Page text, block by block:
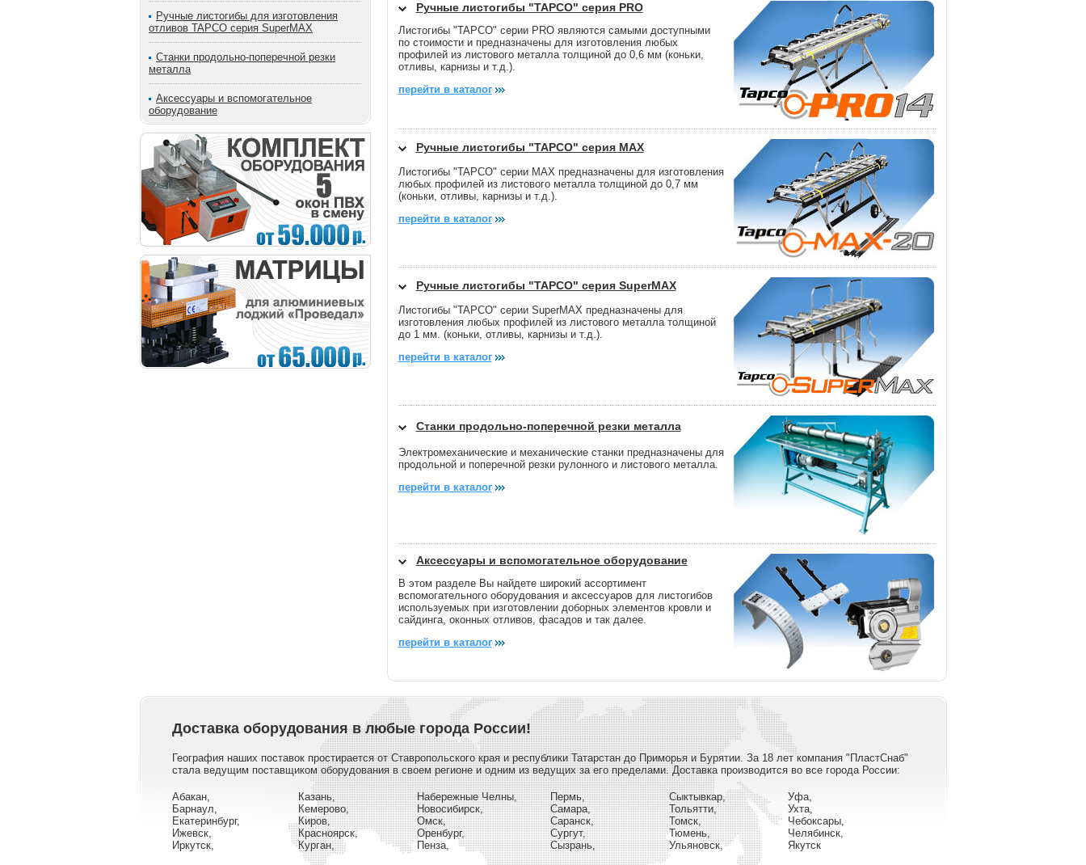
Ручные листогибы для изготовления
отливов TAPCO серия SuperMAX
Станки продольно-поперечной резки
металла
Аксессуары и вспомогательное
оборудование
Ручные листогибы "TAPCO" серия PRO
Листогибы "TAPCO" серии PRO являются самыми доступными
по стоимости и предназначены для изготовления любых
профилей из листового металла толщиной до 0,6 мм (коньки,
отливы, карнизы и т.д.).
перейти в каталог
Ручные листогибы "TAPCO" серия МАХ
Листогибы "TAPCO" серии MAX предназначены для изготовления
любых профилей из листового металла толщиной до 0,7 мм
(коньки, отливы, карнизы и т.д.).
перейти в каталог
Ручные листогибы "TAPCO" серия SuperMAX
Листогибы "TAPCO" серии SuperMAX предназначены для
изготовления любых профилей из листового металла толщиной
до 1 мм. (коньки, отливы, карнизы и т.д.).
перейти в каталог
Станки продольно-поперечной резки металла
Электромеханические и механические станки предназначены для
продольной и поперечной резки рулонного и листового металла.
перейти в каталог
Аксессуары и вспомогательное оборудование
В этом разделе Вы найдете широкий ассортимент
вспомогательного оборудования и аксессуаров для листогибов
используемых при изготовлении доборных элементов кровли и
сайдинга, оконных отливов, фасадов и так далее.
перейти в каталог
Доставка оборудования в любые города России!
География наших поставок простирается от Ставропольского края и республики Татарстан до Приморья и Бурятии. За 18 лет компания "ПластСнаб"
стала ведущим поставщиком оборудования в своем регионе и одним из ведущих за его пределами. Доставка производится во все города России:
Абакан,
Барнаул,
Екатеринбург,
Ижевск,
Иркутск,
Казань,
Кемерово,
Киров,
Красноярск,
Курган,
Набережные Челны,
Новосибирск,
Омск,
Оренбург,
Пенза,
Пермь,
Самара,
Саранск,
Сургут,
Сызрань,
Сыктывкар,
Тольятти,
Томск,
Тюмень,
Ульяновск,
Уфа,
Ухта,
Чебоксары,
Челябинск,
Якутск